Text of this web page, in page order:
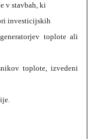
v stavbah, ki
investicijskih
toplote ali
toplote, izvedeni